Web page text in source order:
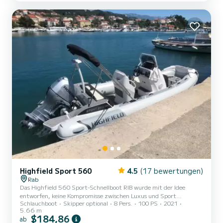
einem Tisch für eine Flasche Champagner und erfrischende
Speisen. Auf dem Boot gibt es ei...
Highfield Sport 560 4.5 (17 bewertungen)
Rab
Das Highfield 560 Sport-Schnellboot RIB wurde mit der Idee
entworfen, keine Kompromisse zwischen Luxus und Sport
einzugehen. Das Schnellboot hat erstaunliche maritime
Fähigkeiten, aber ein luxuriöses Interieur. Das Boot wird von einem
100 PS starken Honda-Außenbordmotor angetrieben, der sehr
Schlauchboot Skipper optional 8 Pers. 100 PS
2021
5.66 m
ab $184,86